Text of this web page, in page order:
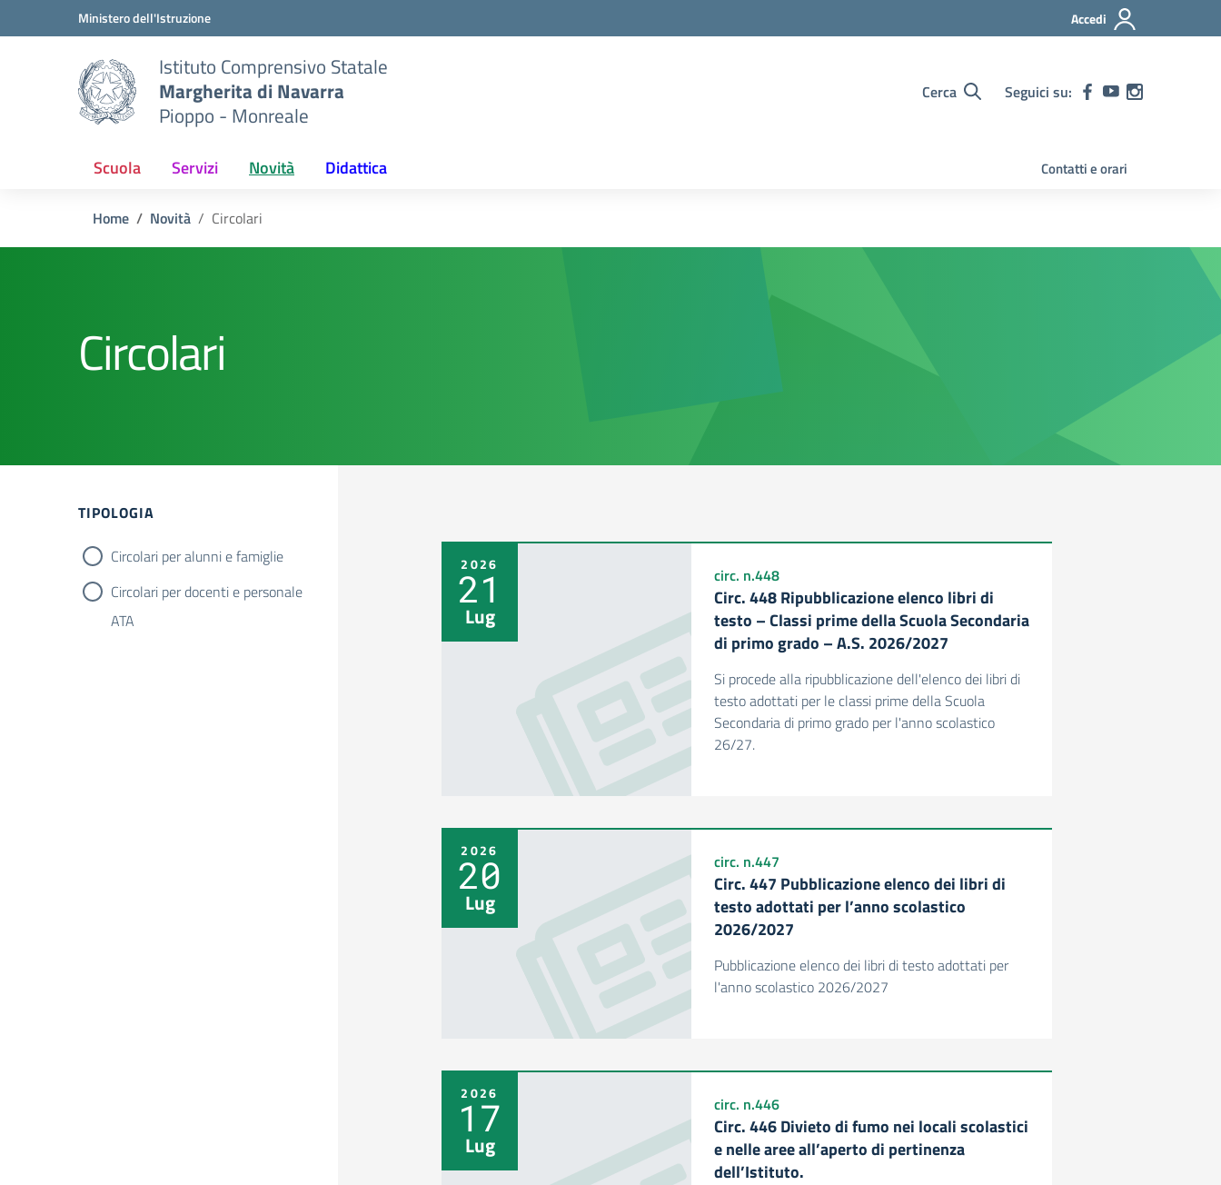
Vai ai contenuti
Vai al menu di navigazione
Ministero dell'Istruzione Accedi
Istituto Comprensivo Statale
Margherita di Navarra
Pioppo - Monreale
Cerca Seguici su:
Scuola Servizi Novità Didattica Contatti e orari
Home Novità Circolari
Circolari
TIPOLOGIA
Circolari per alunni e famiglie
Circolari per docenti e personale
ATA
2026
21
Lug
circ. n.448
Circ. 448 Ripubblicazione elenco libri di
testo – Classi prime della Scuola Secondaria
di primo grado – A.S. 2026/2027
Si procede alla ripubblicazione dell'elenco dei libri di
testo adottati per le classi prime della Scuola
Secondaria di primo grado per l'anno scolastico
26/27.
2026
20
Lug
circ. n.447
Circ. 447 Pubblicazione elenco dei libri di
testo adottati per l’anno scolastico
2026/2027
Pubblicazione elenco dei libri di testo adottati per
l'anno scolastico 2026/2027
2026
17
Lug
circ. n.446
Circ. 446 Divieto di fumo nei locali scolastici
e nelle aree all’aperto di pertinenza
dell’Istituto.